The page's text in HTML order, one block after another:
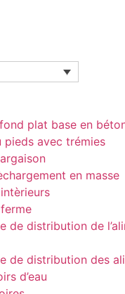
plat base en
pieds avec trémies
en masse
de distribution de
de distribution des
d’eau